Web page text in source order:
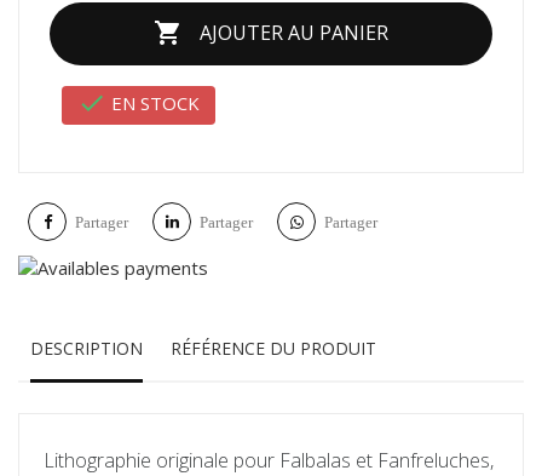
 AJOUTER AU PANIER
 EN STOCK
Partager Partager Partager
DESCRIPTION RÉFÉRENCE DU PRODUIT
Lithographie originale pour Falbalas et Fanfreluches,